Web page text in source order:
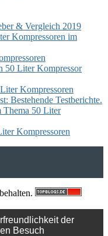
& Vergleich 2019
Kompressoren im
50 Liter Kompressor
Kompressoren
Bestehende Testberichte.
Thema 50 Liter
Kompressoren
der
Besuch